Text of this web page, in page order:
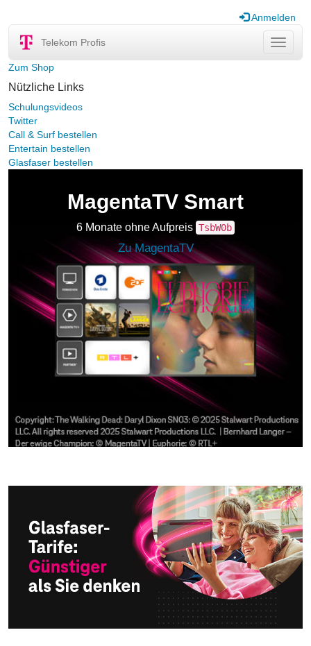
Anmelden
ein-/
Telekom Profis
Zum Shop
Nützliche Links
Schulungsvideos
Twitter
Call & Surf bestellen
Entertain bestellen
Glasfaser bestellen
MagentaTV Smart
6 Monate ohne Aufpreis TsbW0b
Zu MagentaTV